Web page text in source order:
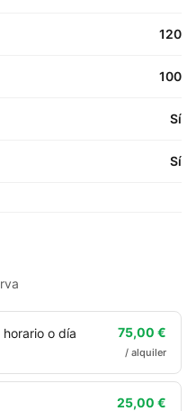
120
100
Sí
Sí
o día
75,00 €
/ alquiler
25,00 €